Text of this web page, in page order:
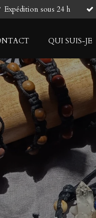
Expédition sous 24 h
QUI SUIS-JE